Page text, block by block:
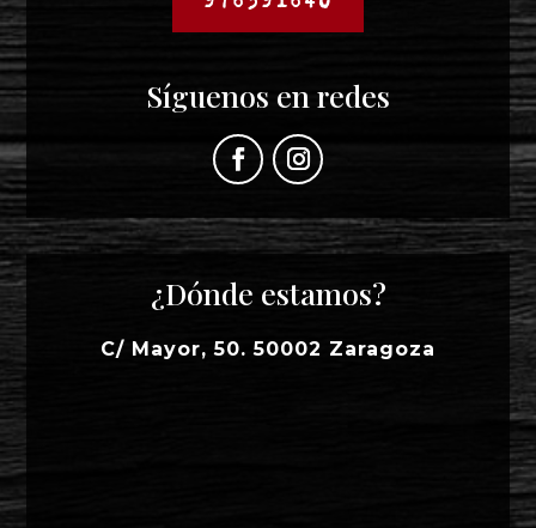
Síguenos en redes
¿Dónde estamos?
C/ Mayor, 50. 50002 Zaragoza